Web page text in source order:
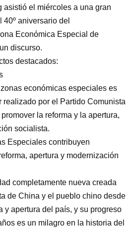
asistió el miércoles a una gran
aniversario del
Económica Especial de
discurso.
destacados:
económicas especiales es
realizado por el Partido Comunista
la reforma y la apertura,
socialista.
Especiales contribuyen
apertura y modernización
completamente nueva creada
de China y el pueblo chino desde
y apertura del país, y su progreso
es un milagro en la historia del